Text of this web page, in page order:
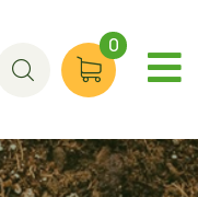
0